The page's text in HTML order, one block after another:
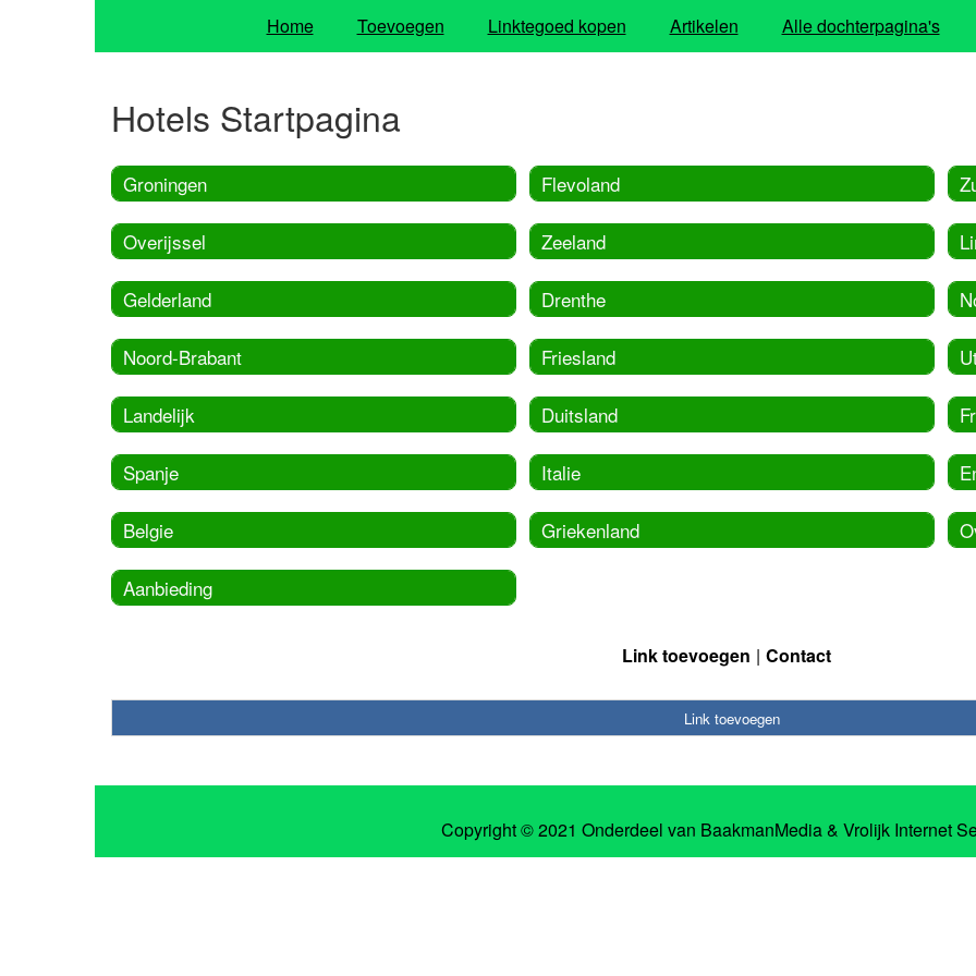
Home Toevoegen Linktegoed kopen Artikelen Alle dochterpagina's
Hotels Startpagina
Groningen
Overijssel
Gelderland
Noord-Brabant
Landelijk
Spanje
Belgie
Aanbieding
Flevoland
Zeeland
Drenthe
Friesland
Duitsland
Italie
Griekenland
Link toevoegen Contact
Link toevoegen
Copyright © 2021 Onderdeel van BaakmanMedia& Vrolijk Internet